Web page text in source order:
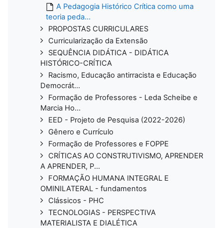
A Pedagogia Histórico Crítica como uma
teoria peda...
PROPOSTAS CURRICULARES
Curricularização da Extensão
SEQUÊNCIA DIDÁTICA - DIDÁTICA
HISTÓRICO-CRÍTICA
Racismo, Educação antirracista e Educação
Democrát...
Formação de Professores - Leda Scheibe e
Marcia Ho...
EED - Projeto de Pesquisa (2022-2026)
Gênero e Currículo
Formação de Professores e FOPPE
CRÍTICAS AO CONSTRUTIVISMO, APRENDER
A APRENDER, P...
FORMAÇÃO HUMANA INTEGRAL E
OMINILATERAL - fundamentos
Clássicos - PHC
TECNOLOGIAS - PERSPECTIVA
MATERIALISTA E DIALÉTICA